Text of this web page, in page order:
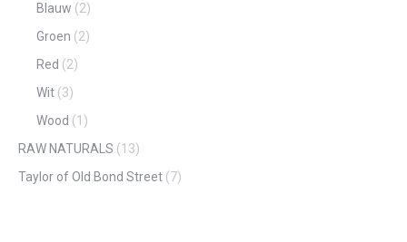
Blauw (2)
Groen (2)
Red (2)
Wit (3)
Wood (1)
RAW NATURALS (13)
Taylor of Old Bond Street (7)